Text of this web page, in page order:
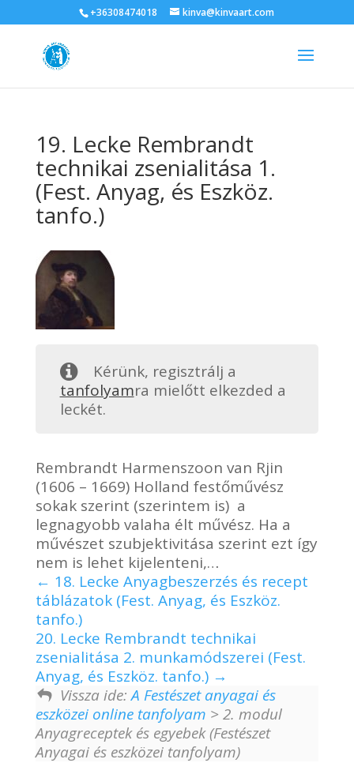
+36308474018 kinva@kinvaart.com
19. Lecke Rembrandt
technikai zsenialitása 1.
(Fest. Anyag, és Eszköz.
tanfo.)
Kérünk, regisztrálj a
tanfolyamra mielőtt elkezded a
leckét.
Rembrandt Harmenszoon van Rjin
(1606 – 1669) Holland festőművész
sokak szerint (szerintem is) a
legnagyobb valaha élt művész. Ha a
művészet szubjektivitása szerint ezt így
nem is lehet kijelenteni,…
18. Lecke Anyagbeszerzés és recept
táblázatok (Fest. Anyag, és Eszköz.
tanfo.)
20. Lecke Rembrandt technikai
zsenialitása 2. munkamódszerei (Fest.
Anyag, és Eszköz. tanfo.)
Vissza ide:A Festészet anyagai és
eszközei online tanfolyam > 2. modul
Anyagreceptek és egyebek (Festészet
Anyagai és eszközei tanfolyam)